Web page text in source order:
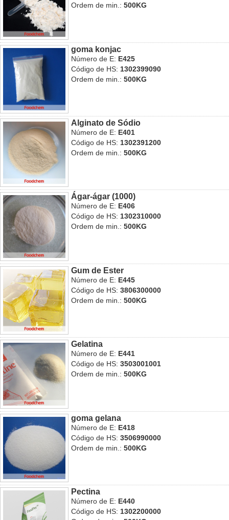
Ordem de min.:500KG
goma konjac
Número de E: E425
Código de HS: 1302399090
Ordem de min.:500KG
Alginato de Sódio
Número de E: E401
Código de HS: 1302391200
Ordem de min.:500KG
Ágar-ágar (1000)
Número de E: E406
Código de HS:1302310000
Ordem de min.:500KG
Gum de Ester
Número de E: E445
Código de HS:3806300000
Ordem de min.:500KG
Gelatina
Número de E: E441
Código de HS:3503001001
Ordem de min.:500KG
goma gelana
Número de E: E418
Código de HS:3506990000
Ordem de min.:500KG
Pectina
Número de E: E440
Código de HS: 1302200000